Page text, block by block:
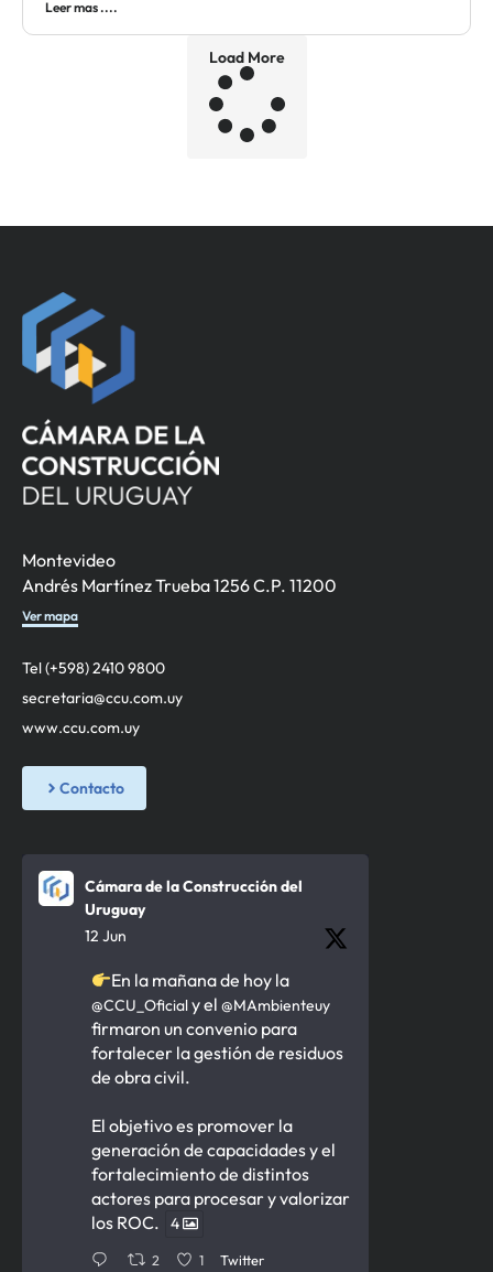
Leer mas ....
Load More
Montevideo
Andrés Martínez Trueba 1256 C.P. 11200
Ver mapa
Tel (+598) 2410 9800
secretaria@ccu.com.uy
www.ccu.com.uy
Contacto
Cámara de la Construcción del
Uruguay
12 Jun
En la mañana de hoy la
@CCU_Oficialy el @MAmbienteuy
firmaron un convenio para
fortalecer la gestión de residuos
de obra civil.
El objetivo es promover la
generación de capacidades y el
fortalecimiento de distintos
actores para procesar y valorizar
los ROC.
4
2 1 Twitter